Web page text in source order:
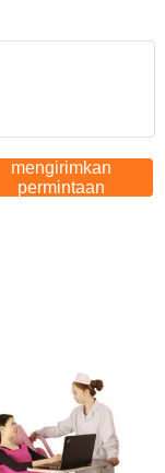
mengirimkan
permintaan